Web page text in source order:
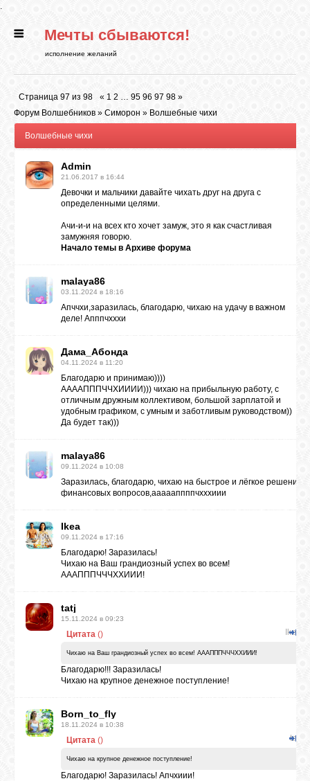
.
ГЛАВНАЯ
РИТУАЛЫ
БИБЛИОТЕКА
ГАДАНИЯ
СОННИК
ГОРОСКОП
ВК
Мечты сбываются!
исполнение желаний
Страница 97 из 98 « 1 2 … 95 96 97 98 »
Форум Волшебников » Симорон » Волшебные чихи
Волшебные чихи
Admin
21.06.2017 в 16:44
Девочки и мальчики давайте чихать друг на друга с
определенными целями.
Ачи-и-и на всех кто хочет замуж, это я как счастливая
замужняя говорю.
Начало темы в Архиве форума
malaya86
03.11.2024 в 18:16
Апччхи,заразилась, благодарю, чихаю на удачу в важном
деле! Апппчхххи
Дама_Абонда
04.11.2024 в 11:20
Благодарю и принимаю))))
ААААПППЧЧХИИИИ))) чихаю на прибыльную работу, с
отличным дружным коллективом, большой зарплатой и
удобным графиком, с умным и заботливым руководством))
Да будет так)))
malaya86
09.11.2024 в 10:08
Заразилась, благодарю, чихаю на быстрое и лёгкое решение
финансовых вопросов,аааааппппчхххиии
Ikea
09.11.2024 в 17:16
Благодарю! Заразилась!
Чихаю на Ваш грандиозный успех во всем!
АААПППЧЧЧХХИИИ!
tatj
15.11.2024 в 09:23
Цитата Ikea
()
Чихаю на Ваш грандиозный успех во всем! АААПППЧЧЧХХИИИ!
Благодарю!!! Заразилась!
Чихаю на крупное денежное поступление!
Born_to_fly
18.11.2024 в 10:38
Цитата tatj
()
Чихаю на крупное денежное поступление!
Благодарю! Заразилась! Апчхиии!